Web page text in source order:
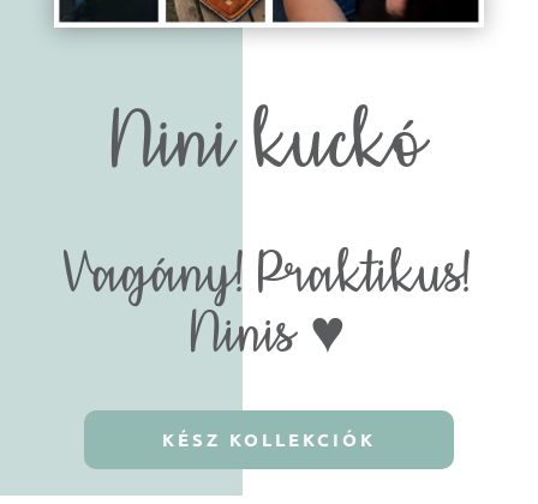
Nini kuckó
Vagány! Praktikus!
Ninis ♥
KÉSZ KOLLEKCIÓK